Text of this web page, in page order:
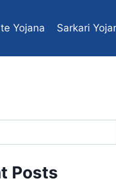
Yojana Sarkari
Posts